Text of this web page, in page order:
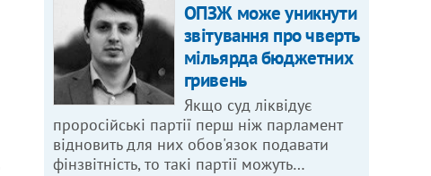
ОПЗЖ може уникнути
звітування про чверть
мільярда бюджетних
гривень
Якщо суд ліквідує
проросійські партії перш ніж парламент
відновить для них обов'язок подавати
фінзвітність, то такі партії можуть…